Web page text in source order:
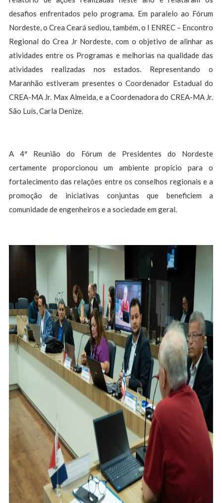
desafios enfrentados pelo programa. Em paralelo ao Fórum
Nordeste, o Crea Ceará sediou, também, o I ENREC – Encontro
Regional do Crea Jr Nordeste, com o objetivo de alinhar as
atividades entre os Programas e melhorias na qualidade das
atividades realizadas nos estados. Representando o
Maranhão estiveram presentes o Coordenador Estadual do
CREA-MA Jr. Max Almeida, e a Coordenadora do CREA-MA Jr.
São Luís, Carla Denize.
A 4ª Reunião do Fórum de Presidentes do Nordeste
certamente proporcionou um ambiente propício para o
fortalecimento das relações entre os conselhos regionais e a
promoção de iniciativas conjuntas que beneficiem a
comunidade de engenheiros e a sociedade em geral.